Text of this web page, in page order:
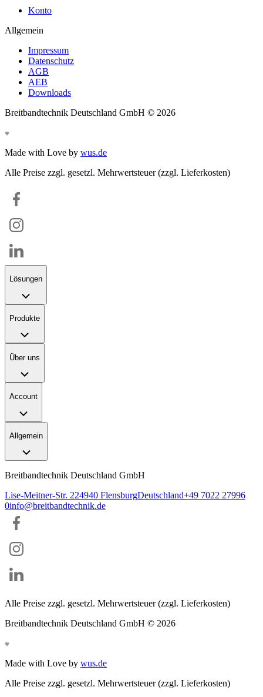
Konto
Allgemein
Impressum
Datenschutz
AGB
AEB
Downloads
Breitbandtechnik Deutschland GmbH © 2026
Made with Love by wus.de
Alle Preise zzgl. gesetzl. Mehrwertsteuer (zzgl. Lieferkosten)
Lösungen
Produkte
Über uns
Account
Allgemein
Breitbandtechnik Deutschland GmbH
Lise-Meitner-Str. 224940 FlensburgDeutschland+49 7022 27996
0info@breitbandtechnik.de
Alle Preise zzgl. gesetzl. Mehrwertsteuer (zzgl. Lieferkosten)
Breitbandtechnik Deutschland GmbH © 2026
Made with Love by wus.de
Alle Preise zzgl. gesetzl. Mehrwertsteuer (zzgl. Lieferkosten)